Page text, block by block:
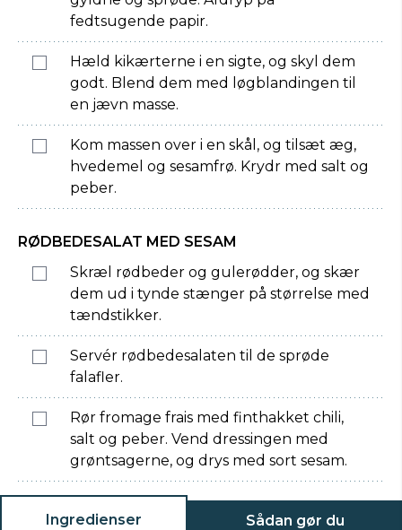
fedtsugende papir.
Hæld kikærterne i en sigte, og skyl dem
godt. Blend dem med løgblandingen til
en jævn masse.
Kom massen over i en skål, og tilsæt æg,
hvedemel og sesamfrø. Krydr med salt og
peber.
RØDBEDESALAT MED SESAM
Skræl rødbeder og gulerødder, og skær
dem ud i tynde stænger på størrelse med
tændstikker.
Servér rødbedesalaten til de sprøde
falafler.
Rør fromage frais med finthakket chili,
salt og peber. Vend dressingen med
grøntsagerne, og drys med sort sesam.
Ingredienser Sådan gør du